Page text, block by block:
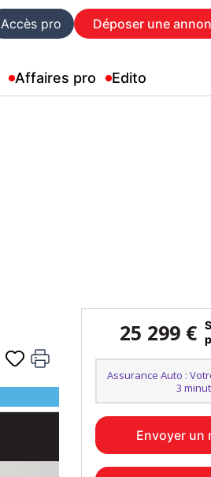
Accès pro Déposer une
Affaires pro Edito
25 299 €
Assurance Auto :
3
Envoyer un